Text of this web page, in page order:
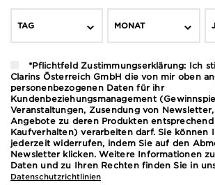
TAG MONAT
*Pflichtfeld Zustimmungserklärung: Ich
Clarins Österreich GmbH die von mir oben
personenbezogenen Daten für ihr
Kundenbeziehungsmanagement
Veranstaltungen, Zusendung von
Angebote zu deren Produkten
Kaufverhalten) verarbeiten darf. Sie können
jederzeit widerrufen, indem Sie auf den
Newsletter klicken. Weitere Informationen
Daten und zu Ihren Rechten finden Sie in
Datenschutzrichtlinien